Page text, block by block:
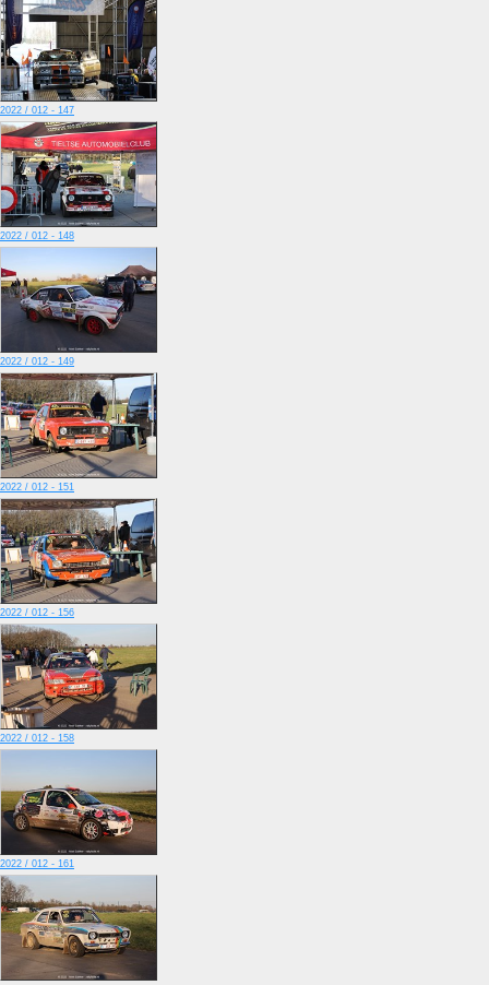
2022 / 012 - 147
2022 / 012 - 148
2022 / 012 - 149
2022 / 012 - 151
2022 / 012 - 156
2022 / 012 - 158
2022 / 012 - 161